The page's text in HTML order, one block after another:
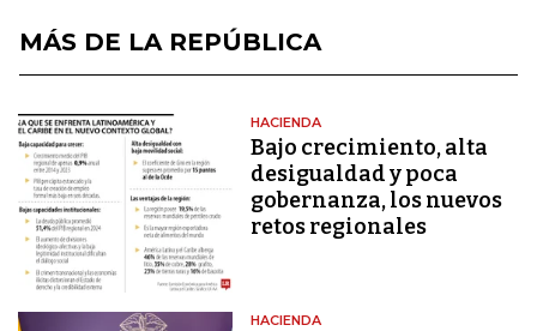
MÁS DE LA REPÚBLICA
HACIENDA
Bajo crecimiento, alta
desigualdad y poca
gobernanza, los nuevos
retos regionales
HACIENDA